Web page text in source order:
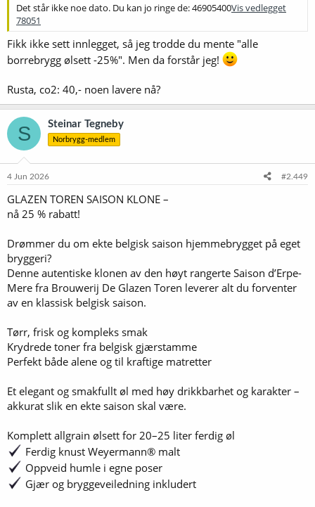
Det står ikke noe dato. Du kan jo ringe de: 46905400Vis vedlegget
78051
Fikk ikke sett innlegget, så jeg trodde du mente "alle
borrebrygg ølsett -25%". Men da forstår jeg!
Rusta, co2: 40,- noen lavere nå?
S Steinar Tegneby
Norbrygg-medlem
4 Jun 2026 #2.449
GLAZEN TOREN SAISON KLONE –
nå 25 % rabatt!
Drømmer du om ekte belgisk saison hjemmebrygget på eget
bryggeri?
Denne autentiske klonen av den høyt rangerte Saison d’Erpe-
Mere fra Brouwerij De Glazen Toren leverer alt du forventer
av en klassisk belgisk saison.
Tørr, frisk og kompleks smak
Krydrede toner fra belgisk gjærstamme
Perfekt både alene og til kraftige matretter
Et elegant og smakfullt øl med høy drikkbarhet og karakter –
akkurat slik en ekte saison skal være.
Komplett allgrain ølsett for 20–25 liter ferdig øl
Ferdig knust Weyermann® malt
Oppveid humle i egne poser
Gjær og bryggeveiledning inkludert